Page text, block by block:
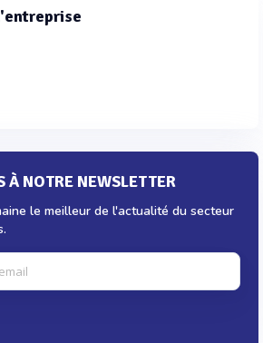
À NOTRE NEWSLETTER
le meilleur de l'actualité du secteur